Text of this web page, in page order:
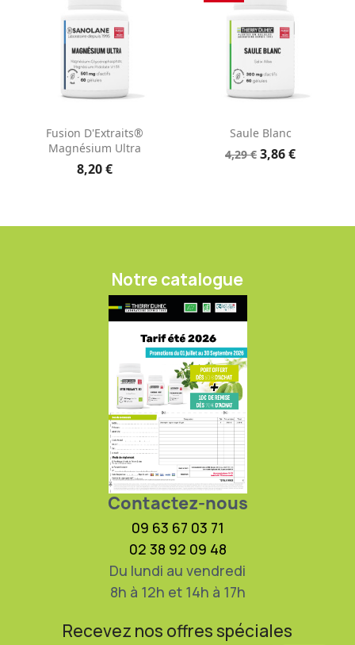
Fusion D'Extraits®
Magnésium Ultra
8,20 €
Saule Blanc
4,29 € 3,86 €
Notre catalogue
Contactez-nous
09 63 67 03 71
02 38 92 09 48
Du lundi au vendredi
8h à 12h et 14h à 17h
Recevez nos offres spéciales